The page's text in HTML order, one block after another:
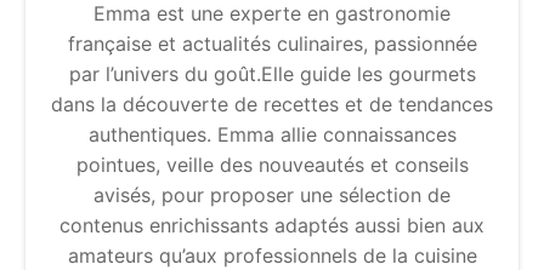
Emma est une experte en gastronomie
française et actualités culinaires, passionnée
par l’univers du goût.Elle guide les gourmets
dans la découverte de recettes et de tendances
authentiques. Emma allie connaissances
pointues, veille des nouveautés et conseils
avisés, pour proposer une sélection de
contenus enrichissants adaptés aussi bien aux
amateurs qu’aux professionnels de la cuisine